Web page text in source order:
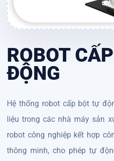
ROBOT
ĐỘNG
Hệ thống robot cấp bột tự
liệu trong các nhà máy sản
robot công nghiệp kết hợp
thông minh, cho phép tự